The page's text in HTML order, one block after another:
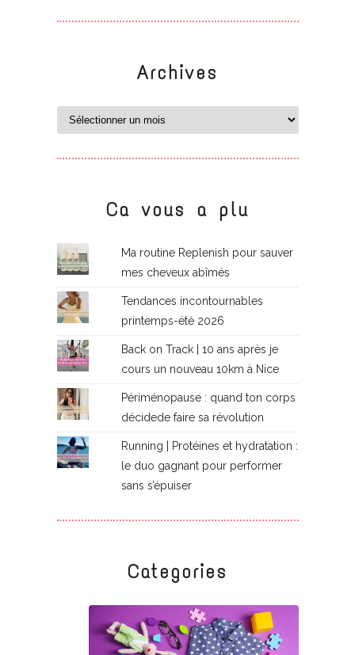
Archives
Ca vous a plu
Ma routine Replenish pour sauver
mes cheveux abîmés
Tendances incontournables
printemps-été 2026
Back on Track | 10 ans après je
cours un nouveau 10km à Nice
Périménopause : quand ton corps
décidede faire sa révolution
Running | Protéines et hydratation :
le duo gagnant pour performer
sans s’épuiser
Categories